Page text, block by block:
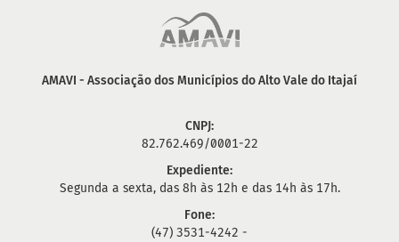
AMAVI - Associação dos Municípios do Alto Vale do Itajaí
CNPJ:
82.762.469/0001-22
Expediente:
Segunda a sexta, das 8h às 12h e das 14h às 17h.
Fone:
(47) 3531-4242 -